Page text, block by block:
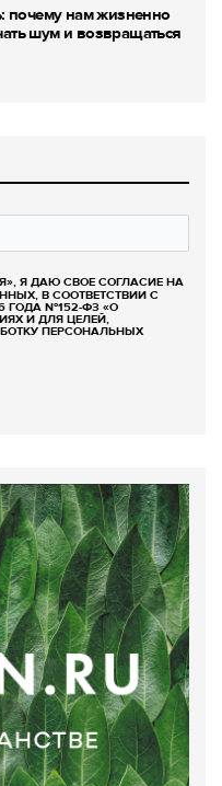
почему нам жизненно
шум и возвращаться
Я ДАЮ СВОЕ СОГЛАСИЕ НА
В СООТВЕТСТВИИ С
ГОДА №152-ФЗ «О
И ДЛЯ ЦЕЛЕЙ,
ПЕРСОНАЛЬНЫХ